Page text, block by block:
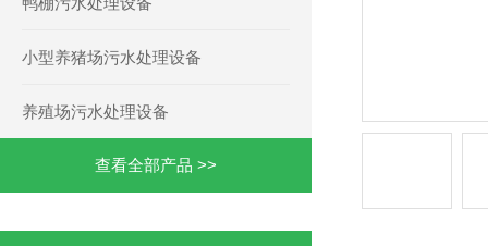
小型养猪场污水处理设备
养殖场污水处理设备
查看全部产品 >>